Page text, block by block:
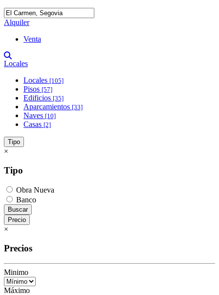
Alquiler
Venta
Locales
Locales [105]
Pisos [57]
Edificios [35]
Aparcamientos [33]
Naves [10]
Casas [2]
Tipo
×
Tipo
Obra Nueva
Banco
Buscar
Precio
×
Precios
Minimo
Máximo